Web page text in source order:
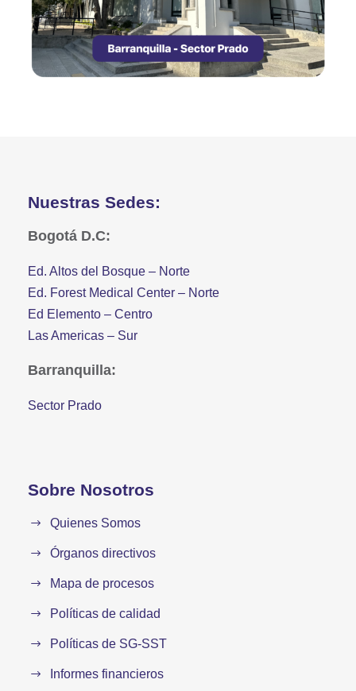
Nuestras Sedes:
Bogotá D.C:
Ed. Altos del Bosque – Norte
Ed. Forest Medical Center – Norte
Ed Elemento – Centro
Las Americas – Sur
Barranquilla:
Sector Prado
Sobre Nosotros
Quienes Somos
Órganos directivos
Mapa de procesos
Políticas de calidad
Políticas de SG-SST
Informes financieros